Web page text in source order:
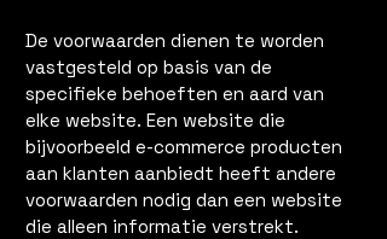
De voorwaarden dienen te worden
vastgesteld op basis van de
specifieke behoeften en aard van
elke website. Een website die
bijvoorbeeld e-commerce producten
aan klanten aanbiedt heeft andere
voorwaarden nodig dan een website
die alleen informatie verstrekt.